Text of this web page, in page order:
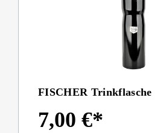
FISCHER Trinkflasche
7,00 €*